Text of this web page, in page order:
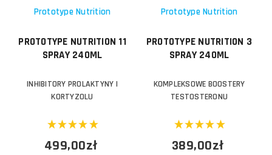
Prototype Nutrition
PROTOTYPE NUTRITION 11
SPRAY 240ML
INHIBITORY PROLAKTYNY I
KORTYZOLU
499,00zł
Prototype Nutrition
PROTOTYPE NUTRITION 3
SPRAY 240ML
KOMPLEKSOWE BOOSTERY
TESTOSTERONU
389,00zł